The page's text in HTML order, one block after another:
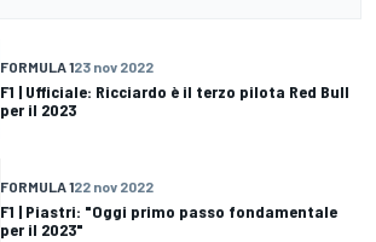
FORMULA 123 nov 2022
F1 | Ufficiale: Ricciardo è il terzo pilota Red Bull
per il 2023
FORMULA 122 nov 2022
F1 | Piastri: "Oggi primo passo fondamentale
per il 2023"